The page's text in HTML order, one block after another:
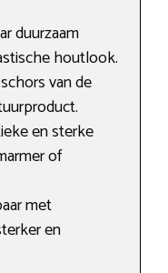
duurzaam
houtlook.
van de
en sterke
of
met
en